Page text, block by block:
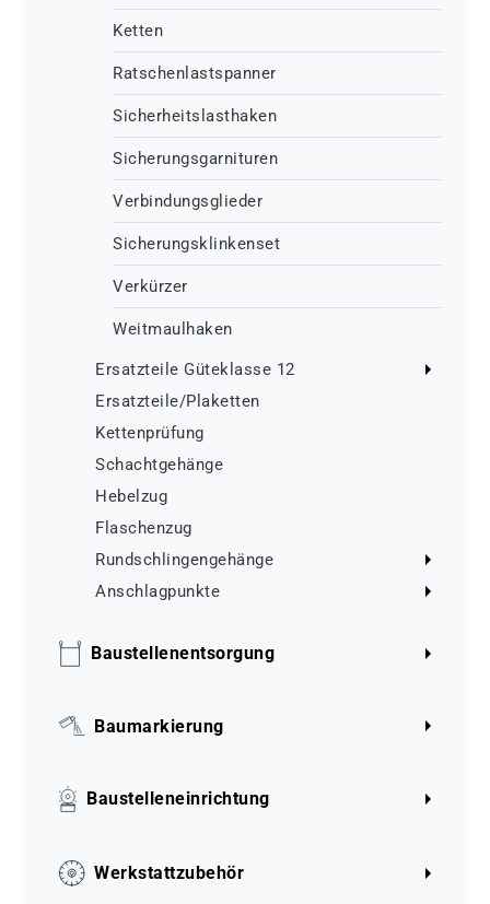
Ketten
Ratschenlastspanner
Sicherheitslasthaken
Sicherungsgarnituren
Verbindungsglieder
Sicherungsklinkenset
Verkürzer
Weitmaulhaken
Ersatzteile Güteklasse 12
Ersatzteile/Plaketten
Kettenprüfung
Schachtgehänge
Hebelzug
Flaschenzug
Rundschlingengehänge
Anschlagpunkte
Baustellenentsorgung
Baumarkierung
Baustelleneinrichtung
Werkstattzubehör